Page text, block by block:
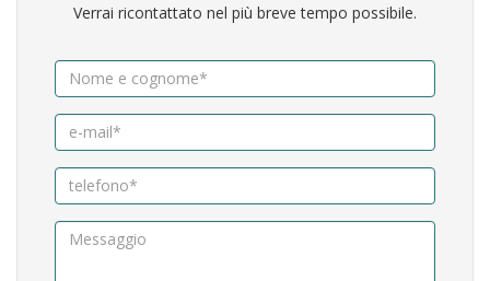
Verrai ricontattato nel più breve tempo possibile.